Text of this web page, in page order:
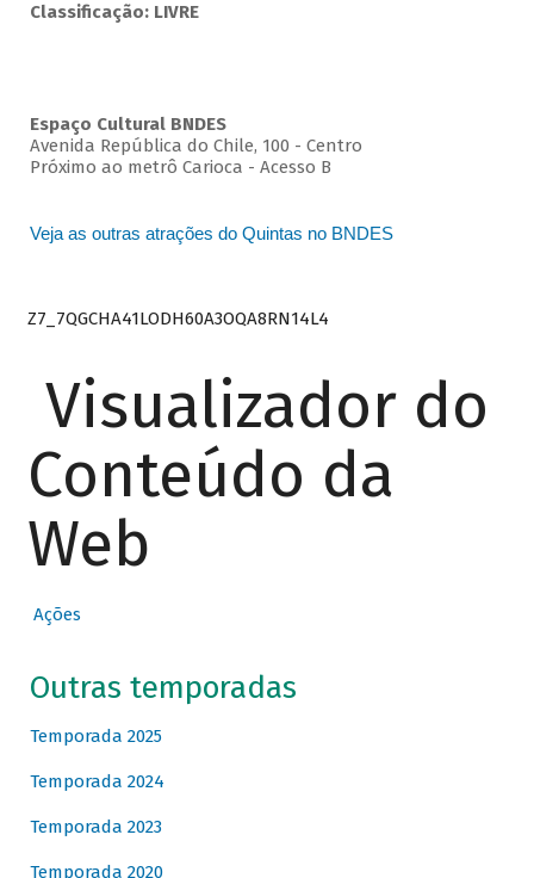
Classificação: LIVRE
Espaço Cultural BNDES
Avenida República do Chile, 100 - Centro
Próximo ao metrô Carioca - Acesso B
Veja as outras atrações do Quintas no BNDES
Z7_7QGCHA41LODH60A3OQA8RN14L4
Visualizador do
Conteúdo da
Web
Ações
Outras temporadas
Temporada 2025
Temporada 2024
Temporada 2023
Temporada 2020